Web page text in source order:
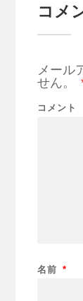
コメ
メール
せん。
コメント
名前 *